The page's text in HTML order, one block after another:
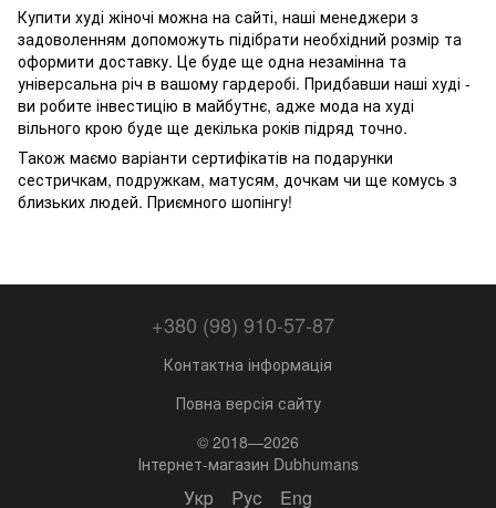
Купити худі жіночі можна на сайті, наші менеджери з
задоволенням допоможуть підібрати необхідний розмір та
оформити доставку. Це буде ще одна незамінна та
універсальна річ в вашому гардеробі. Придбавши наші худі -
ви робите інвестицію в майбутнє, адже мода на худі
вільного крою буде ще декілька років підряд точно.
Також маємо варіанти сертифікатів на подарунки
сестричкам, подружкам, матусям, дочкам чи ще комусь з
близьких людей. Приємного шопінгу!
+380 (98) 910-57-87
Контактна інформація
Повна версія сайту
© 2018—2026
Інтернет-магазин Dubhumans
Укр Рус Eng